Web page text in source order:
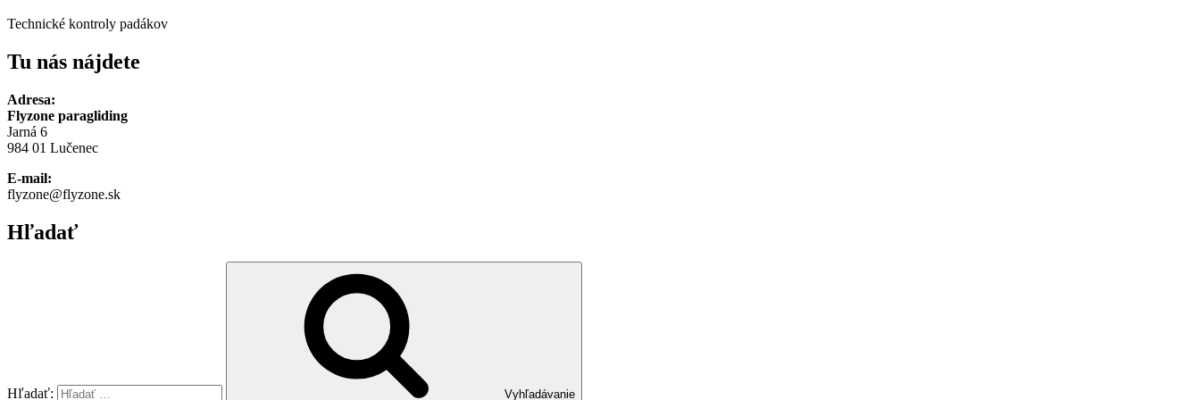
Technické kontroly padákov
Tu nás nájdete
Adresa:
Flyzone paragliding
Jarná 6
984 01 Lučenec
E-mail:
flyzone@flyzone.sk
Hľadať
Hľadať: Vyhľadávanie